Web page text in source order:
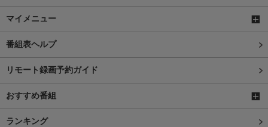
マイメニュー
番組表ヘルプ
リモート録画予約ガイド
おすすめ番組
ランキング